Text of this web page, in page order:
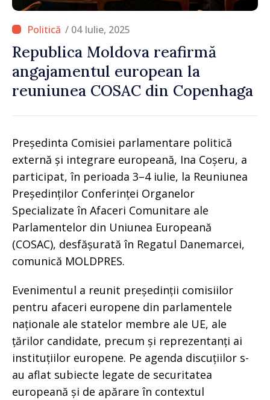
/ 04 Iulie, 2025
Republica Moldova reafirmă
angajamentul european la
reuniunea COSAC din Copenhaga
Președinta Comisiei parlamentare politică
externă și integrare europeană, Ina Coșeru, a
participat, în perioada 3–4 iulie, la Reuniunea
Președinților Conferinței Organelor
Specializate în Afaceri Comunitare ale
Parlamentelor din Uniunea Europeană
(COSAC), desfășurată în Regatul Danemarcei,
comunică MOLDPRES.
Evenimentul a reunit președinții comisiilor
pentru afaceri europene din parlamentele
naționale ale statelor membre ale UE, ale
țărilor candidate, precum și reprezentanți ai
instituțiilor europene. Pe agenda discuțiilor s-
au aflat subiecte legate de securitatea
europeană și de apărare în contextul